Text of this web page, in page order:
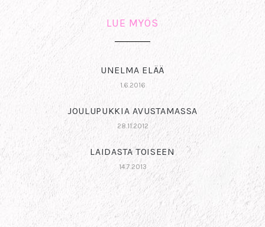
LUE MYÖS
UNELMA ELÄÄ
1.6.2016
JOULUPUKKIA AVUSTAMASSA
28.11.2012
LAIDASTA TOISEEN
14.7.2013